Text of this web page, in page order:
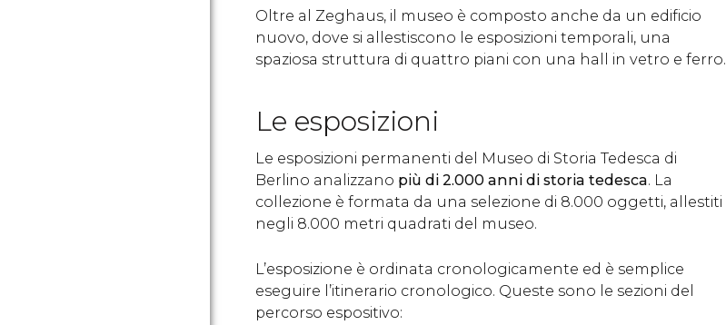
Oltre al Zeghaus, il museo è composto anche da un edificio
nuovo, dove si allestiscono le esposizioni temporali, una
spaziosa struttura di quattro piani con una hall in vetro e ferro.
Le esposizioni
Le esposizioni permanenti del Museo di Storia Tedesca di
Berlino analizzano più di 2.000 anni di storia tedesca. La
collezione è formata da una selezione di 8.000 oggetti, allestiti
negli 8.000 metri quadrati del museo.
L’esposizione è ordinata cronologicamente ed è semplice
eseguire l’itinerario cronologico. Queste sono le sezioni del
percorso espositivo: